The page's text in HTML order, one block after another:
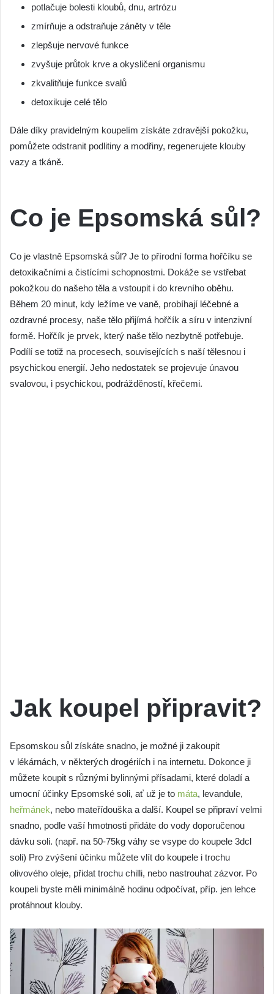
potlačuje bolesti kloubů, dnu, artrózu
zmírňuje a odstraňuje záněty v těle
zlepšuje nervové funkce
zvyšuje průtok krve a okysličení organismu
zkvalitňuje funkce svalů
detoxikuje celé tělo
Dále díky pravidelným koupelím získáte zdravější pokožku,
pomůžete odstranit podlitiny a modřiny, regenerujete klouby
vazy a tkáně.
Co je Epsomská sůl?
Co je vlastně Epsomská sůl? Je to přírodní forma hořčíku se
detoxikačními a čistícími schopnostmi. Dokáže se vstřebat
pokožkou do našeho těla a vstoupit i do krevního oběhu.
Během 20 minut, kdy ležíme ve vaně, probíhají léčebné a
ozdravné procesy, naše tělo přijímá hořčík a síru v intenzivní
formě. Hořčík je prvek, který naše tělo nezbytně potřebuje.
Podílí se totiž na procesech, souvisejících s naší tělesnou i
psychickou energií. Jeho nedostatek se projevuje únavou
svalovou, i psychickou, podrážděností, křečemi.
Jak koupel připravit?
Epsomskou sůl získáte snadno, je možné ji zakoupit
v lékárnách, v některých drogériích i na internetu. Dokonce ji
můžete koupit s různými bylinnými přísadami, které doladí a
umocní účinky Epsomské soli, ať už je to máta, levandule,
heřmánek, nebo mateřídouška a další. Koupel se připraví velmi
snadno, podle vaší hmotnosti přidáte do vody doporučenou
dávku soli. (např. na 50-75kg váhy se vsype do koupele 3dcl
soli) Pro zvýšení účinku můžete vlít do koupele i trochu
olivového oleje, přidat trochu chilli, nebo nastrouhat zázvor. Po
koupeli byste měli minimálně hodinu odpočívat, příp. jen lehce
protáhnout klouby.